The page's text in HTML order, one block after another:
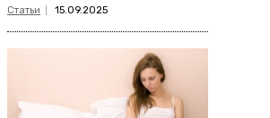
Статьи 15.09.2025